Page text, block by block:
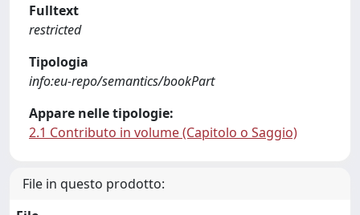
Fulltext
restricted
Tipologia
info:eu-repo/semantics/bookPart
Appare nelle tipologie:
2.1 Contributo in volume (Capitolo o Saggio)
File in questo prodotto: